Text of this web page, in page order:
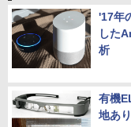
'17年
した
析
有機
地あ